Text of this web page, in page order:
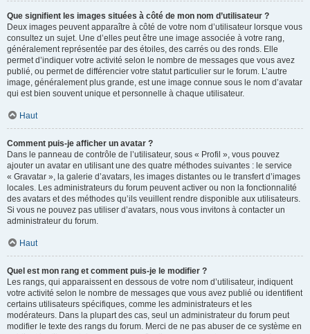
Que signifient les images situées à côté de mon nom d’utilisateur ?
Deux images peuvent apparaître à côté de votre nom d’utilisateur lorsque vous
consultez un sujet. Une d’elles peut être une image associée à votre rang,
généralement représentée par des étoiles, des carrés ou des ronds. Elle
permet d’indiquer votre activité selon le nombre de messages que vous avez
publié, ou permet de différencier votre statut particulier sur le forum. L’autre
image, généralement plus grande, est une image connue sous le nom d’avatar
qui est bien souvent unique et personnelle à chaque utilisateur.
Haut
Comment puis-je afficher un avatar ?
Dans le panneau de contrôle de l’utilisateur, sous « Profil », vous pouvez
ajouter un avatar en utilisant une des quatre méthodes suivantes : le service
« Gravatar », la galerie d’avatars, les images distantes ou le transfert d’images
locales. Les administrateurs du forum peuvent activer ou non la fonctionnalité
des avatars et des méthodes qu’ils veuillent rendre disponible aux utilisateurs.
Si vous ne pouvez pas utiliser d’avatars, nous vous invitons à contacter un
administrateur du forum.
Haut
Quel est mon rang et comment puis-je le modifier ?
Les rangs, qui apparaissent en dessous de votre nom d’utilisateur, indiquent
votre activité selon le nombre de messages que vous avez publié ou identifient
certains utilisateurs spécifiques, comme les administrateurs et les
modérateurs. Dans la plupart des cas, seul un administrateur du forum peut
modifier le texte des rangs du forum. Merci de ne pas abuser de ce système en